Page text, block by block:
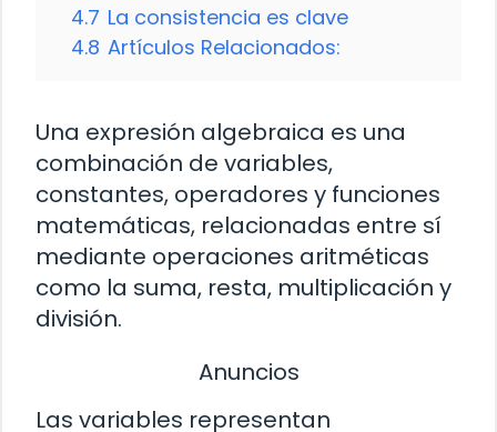
4.7 La consistencia es clave
4.8 Artículos Relacionados:
Una expresión algebraica es una
combinación de variables,
constantes, operadores y funciones
matemáticas, relacionadas entre sí
mediante operaciones aritméticas
como la suma, resta, multiplicación y
división.
Anuncios
Las variables representan